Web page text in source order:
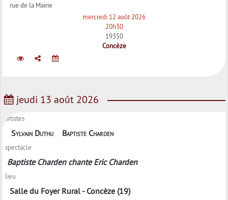
rue de la Mairie
mercredi 12 août 2026
20h30
19350
Concèze
jeudi 13 août 2026
artistes
Sylvain Duthu Baptiste Charden
spectacle
Baptiste Charden chante Eric Charden
lieu
Salle du Foyer Rural - Concèze (19)